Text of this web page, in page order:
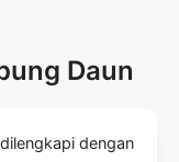
Daun
dengan